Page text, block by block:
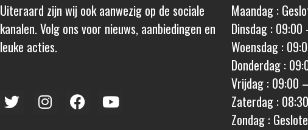
Uiteraard zijn wij ook aanwezig op de sociale
kanalen. Volg ons voor nieuws, aanbiedingen en
leuke acties.
Maandag :
Dinsdag : 09:00
Woensdag :
Donderdag :
Vrijdag : 09:00
Zaterdag :
Zondag :